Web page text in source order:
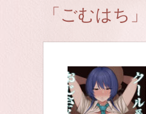
「ごむはち